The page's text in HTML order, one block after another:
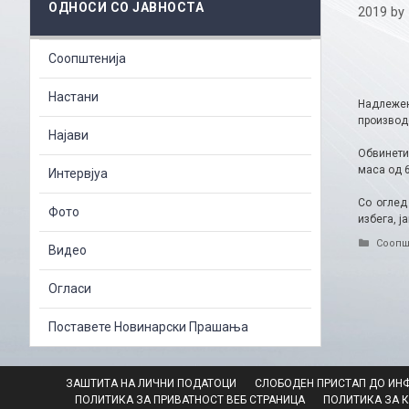
2019 by
маса од
Со
избега,
ОДНОСИ СО ЈАВНОСТА
Соопштенија
Настани
Најави
Интервјуа
Фото
Видео
Огласи
Поставете Новинарски Прашања
ЗАШТИТА НА ЛИЧНИ ПОДАТОЦИ СЛОБОДЕН ПРИСТАП ДО
ПОЛИТИКА ЗА ПРИВАТНОСТ ВЕБ СТРАНИЦА
ПОЛИТИКА ЗА